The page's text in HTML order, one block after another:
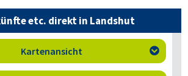
etc. direkt in Landshut
Kartenansicht 